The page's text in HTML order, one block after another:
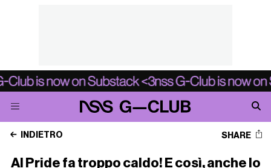
INDIETRO SHARE
Al Pride fa troppo caldo! E così, anche lo